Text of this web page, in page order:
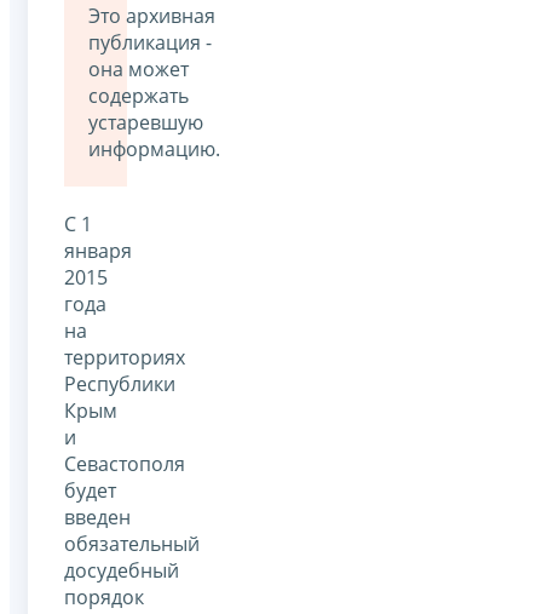
Это архивная
публикация -
она может
содержать
устаревшую
информацию.
С 1
января
2015
года
на
территориях
Республики
Крым
и
Севастополя
будет
введен
обязательный
досудебный
порядок